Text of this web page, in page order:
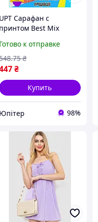
UPT Сарафан с
принтом Best Mix
женщин свободного
без рукавов
платье
Готово к отправке
₴
.75 ₴
Купить
Юпітер 98%